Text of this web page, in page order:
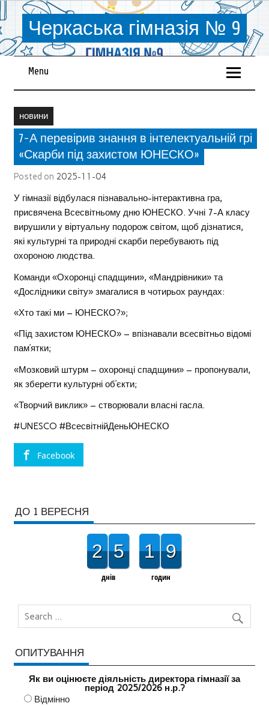
Черкаська гімназія № 9
Menu
новини
7-А перевірив знання в інтелектуальній грі
«Скарби під захистом ЮНЕСКО»
Posted on 2025-11-04
У гімназії відбулася пізнавально-інтерактивна гра,
присвячена Всесвітньому дню ЮНЕСКО. Учні 7-А класу
вирушили у віртуальну подорож світом, щоб дізнатися,
які культурні та природні скарби перебувають під
охороною людства.
Команди «Охоронці спадщини», «Мандрівники» та
«Дослідники світу» змагалися в чотирьох раундах:
«Хто такі ми – ЮНЕСКО?»;
«Під захистом ЮНЕСКО» – впізнавали всесвітньо відомі
пам’ятки;
«Мозковий штурм – охоронці спадщини» – пропонували,
як зберегти культурні об’єкти;
«Творчий виклик» – створювали власні гасла.
#UNESCO #ВсесвітнійДеньЮНЕСКО
Facebook
ДО 1 ВЕРЕСНЯ
2 5
днів
1 9
годин
ОПИТУВАННЯ
Як ви оцінюєте діяльність директора гімназії за
період 2025/2026 н.р.?
Відмінно